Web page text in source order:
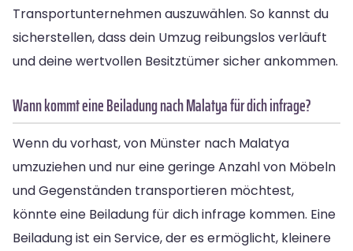
Transportunternehmen auszuwählen. So kannst du
sicherstellen, dass dein Umzug reibungslos verläuft
und deine wertvollen Besitztümer sicher ankommen.
Wann kommt eine Beiladung nach Malatya für dich infrage?
Wenn du vorhast, von Münster nach Malatya
umzuziehen und nur eine geringe Anzahl von Möbeln
und Gegenständen transportieren möchtest,
könnte eine Beiladung für dich infrage kommen. Eine
Beiladung ist ein Service, der es ermöglicht, kleinere